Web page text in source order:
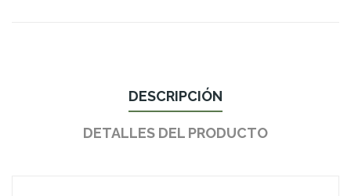
DESCRIPCIÓN
DETALLES DEL PRODUCTO